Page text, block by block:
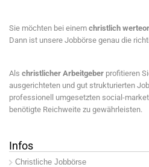
Sie möchten bei einem christlich
Dann ist unsere Jobbörse genau die
Als christlicher Arbeitgeber profitieren
ausgerichteten und gut strukturierten
professionell umgesetzten social-
benötigte Reichweite zu gewährleisten.
Infos
Christliche Jobbörse